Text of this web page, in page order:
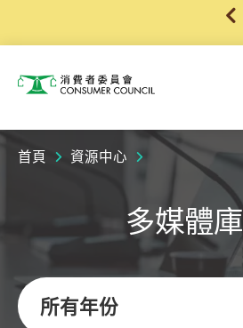
消費者委員會
首頁 資源中心
多媒體庫
所有年份